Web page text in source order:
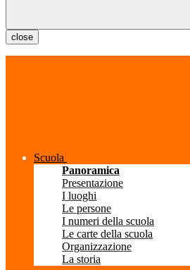
close
Scuola
Panoramica
Presentazione
I luoghi
Le persone
I numeri della scuola
Le carte della scuola
Organizzazione
La storia